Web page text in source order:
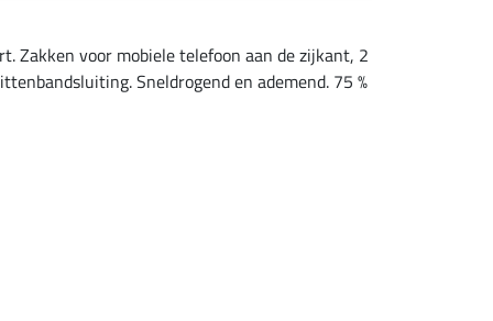
Zakken voor mobiele telefoon aan de zijkant, 2
Sneldrogend en ademend. 75 %